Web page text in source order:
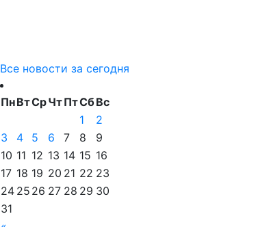
Все новости за сегодня
ПнВтСрЧтПтСбВс
1
2
3
4 5 6 7 8
9
10 11 12 13 14 15 16
17 18 19 20 21 22 23
24 25 26 27 28 29 30
31